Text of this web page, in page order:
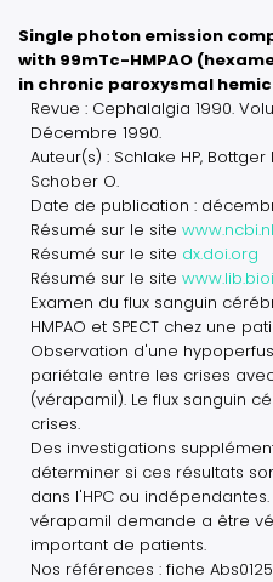
Single photon emission
with 99mTc-HMPAO
in chronic paroxysmal
Revue : Cephalalgia 1990.
Décembre 1990.
Auteur(s) : Schlake HP,
Schober O.
Date de publication :
Résumé sur le site
Résumé sur le site dx.doi.org
Résumé sur le site
Examen du flux sanguin
HMPAO et SPECT chez une
Observation d'une
pariétale entre les crises
(vérapamil). Le flux sanguin
crises.
Des investigations
déterminer si ces résultats
dans l'HPC ou
vérapamil demande a être
important de patients.
Nos références : fiche